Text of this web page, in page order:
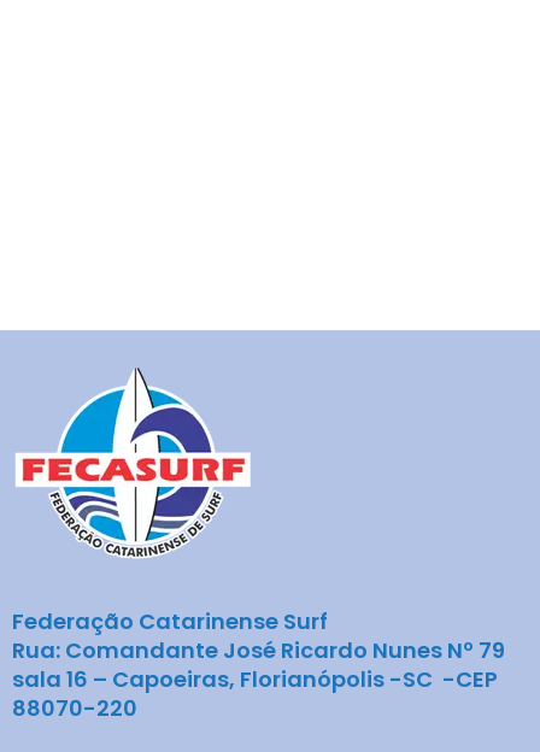
Federação Catarinense Surf
Rua: Comandante José Ricardo Nunes Nº 79
sala 16 – Capoeiras, Florianópolis -SC -CEP
88070-220